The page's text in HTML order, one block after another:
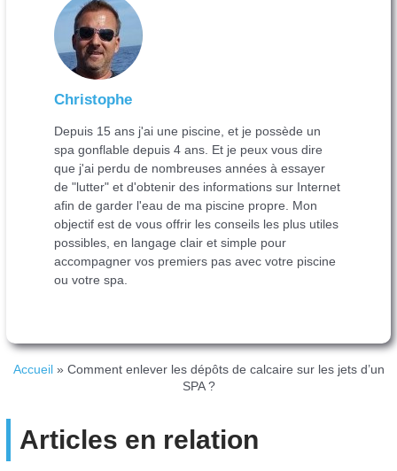
Christophe
Depuis 15 ans j'ai une piscine, et je possède un
spa gonflable depuis 4 ans. Et je peux vous dire
que j'ai perdu de nombreuses années à essayer
de "lutter" et d'obtenir des informations sur Internet
afin de garder l'eau de ma piscine propre. Mon
objectif est de vous offrir les conseils les plus utiles
possibles, en langage clair et simple pour
accompagner vos premiers pas avec votre piscine
ou votre spa.
Accueil » Comment enlever les dépôts de calcaire sur les jets d’un
SPA ?
Articles en relation